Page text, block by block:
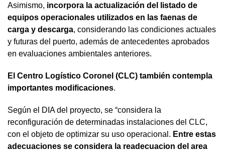
Asimismo, incorpora la actualización del listado de
equipos operacionales utilizados en las faenas de
carga y descarga, considerando las condiciones actuales
y futuras del puerto, además de antecedentes aprobados
en evaluaciones ambientales anteriores.
El Centro Logístico Coronel (CLC) también contempla
importantes modificaciones.
Según el DIA del proyecto, se “considera la
reconfiguración de determinadas instalaciones del CLC,
con el objeto de optimizar su uso operacional. Entre estas
adecuaciones se considera la readecuacion del area